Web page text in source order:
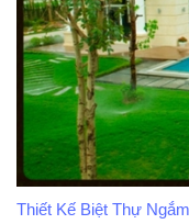
Thiết Kế Biệt Thự